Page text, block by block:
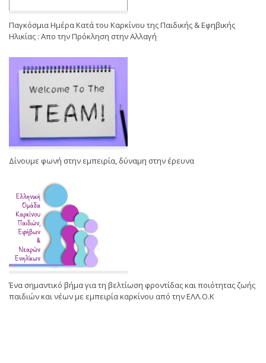
Παγκόσμια Ημέρα Κατά του Καρκίνου της Παιδικής & Εφηβικής
Ηλικίας : Απο την Πρόκληση στην Αλλαγή
Δίνουμε φωνή στην εμπειρία, δύναμη στην έρευνα
Ένα σημαντικό βήμα για τη βελτίωση φροντίδας και ποιότητας ζωής
παιδιών και νέων με εμπειρία καρκίνου από την ΕΛΛ.Ο.Κ